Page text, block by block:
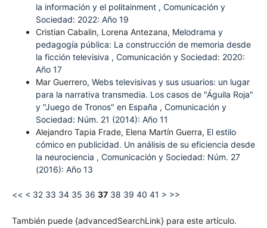
la información y el politainment , Comunicación y
Sociedad: 2022: Año 19
Cristian Cabalin, Lorena Antezana, Melodrama y
pedagogía pública: La construcción de memoria desde
la ficción televisiva , Comunicación y Sociedad: 2020:
Año 17
Mar Guerrero, Webs televisivas y sus usuarios: un lugar
para la narrativa transmedia. Los casos de "Águila Roja"
y "Juego de Tronos" en España , Comunicación y
Sociedad: Núm. 21 (2014): Año 11
Alejandro Tapia Frade, Elena Martín Guerra, El estilo
cómico en publicidad. Un análisis de su eficiencia desde
la neurociencia , Comunicación y Sociedad: Núm. 27
(2016): Año 13
<< < 32 33 34 35 36 37 38 39 40 41 > >>
También puede {advancedSearchLink} para este artículo.